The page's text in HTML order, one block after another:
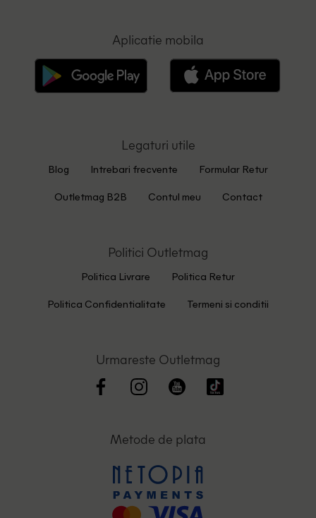
Aplicatie mobila
Legaturi utile
Blog Intrebari frecvente Formular Retur
Outletmag B2B Contul meu Contact
Politici Outletmag
Politica Livrare Politica Retur
Politica Confidentialitate Termeni si conditii
Urmareste Outletmag
Metode de plata